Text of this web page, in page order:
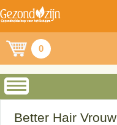
0
Better Hair Vrouw